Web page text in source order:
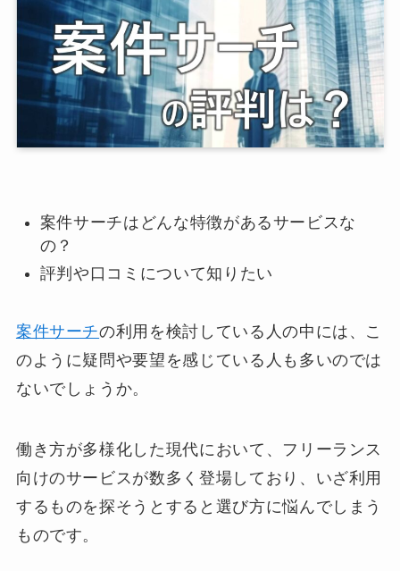
案件サーチはどんな特徴があるサービスな
の？
評判や口コミについて知りたい
案件サーチの利用を検討している人の中には、こ
のように疑問や要望を感じている人も多いのでは
ないでしょうか。
働き方が多様化した現代において、フリーランス
向けのサービスが数多く登場しており、いざ利用
するものを探そうとすると選び方に悩んでしまう
ものです。